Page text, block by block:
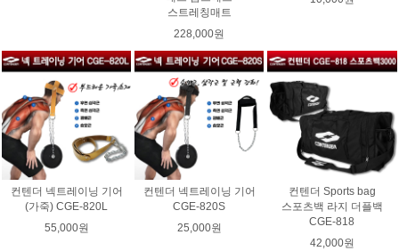
스트레칭매트
228,000원
컨텐더 넥트레이닝 기어
(가죽) CGE-820L
55,000원
컨텐더 넥트레이닝 기어
CGE-820S
25,000원
컨텐더 Sports bag
스포츠백 라지 더플백
CGE-818
42,000원